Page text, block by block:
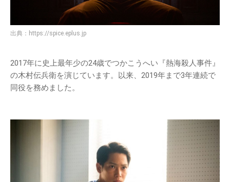
出典： https://spice.eplus.jp
2017年に史上最年少の24歳でつかこうへい『熱海殺人事件』
の木村伝兵衛を演じています。以来、2019年まで3年連続で
同役を務めました。